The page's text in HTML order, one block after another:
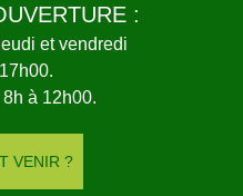
:
et vendredi
à 12h00.
VENIR ?